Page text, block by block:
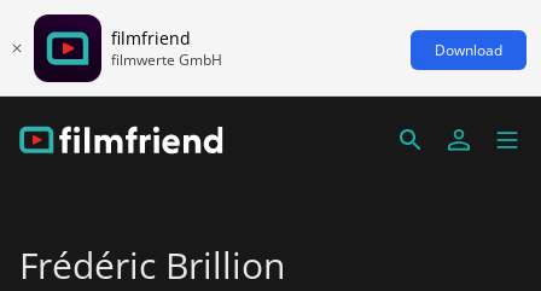
filmfriend
filmwerte GmbH Download
Frédéric Brillion